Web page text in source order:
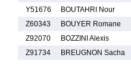
Y51676
BOUTAHRI Nour
Z60343
BOUYER Romane
Z92070
BOZZINI Alexis
Z91734
BREUGNON Sacha